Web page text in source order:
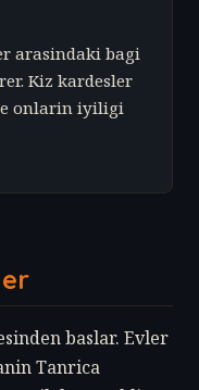
arasindaki bagi
Kiz kardesler
onlarin iyiligi
baslar. Evler
Tanrica